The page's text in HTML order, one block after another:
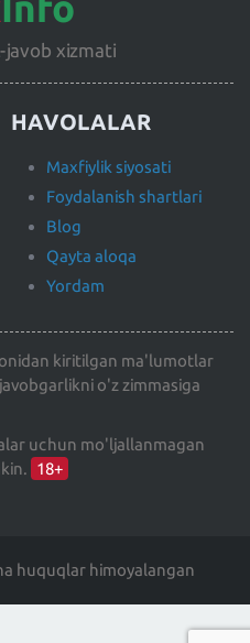
javob xizmati
HAVOLALAR
Maxfiylik siyosati
Foydalanish shartlari
Blog
Qayta aloqa
Yordam
kiritilgan ma'lumotlar
o'z zimmasiga
uchun mo'ljallanmagan
18+
huquqlar himoyalangan